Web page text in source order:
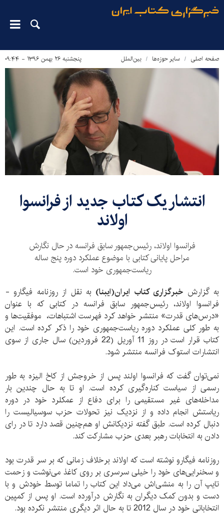
صفحه اصلی سایر حوزه‌ها بین‌الملل پنجشنبه ۲۶ بهمن ۱۳۹۶ - ۰۹:۴۴
​انتشار یک کتاب جدید از فرانسوا
اولاند
فرانسوا اولاند، رئیس‌جمهور سابق فرانسه در حال نگارش
مراحل پایانی کتابی با موضوع عملکرد دوره پنج ساله
ریاست‌جمهوری خود است.
به گزارش خبرگزاری کتاب ایران(ایبنا) به نقل از روزنامه فیگارو -
فرانسوا اولاند، رئیس‌جمهور سابق فرانسه در کتابی که با عنوان
«درس‌های قدرت» منتشر خواهد کرد فهرست اشتباهات، موفقیت‌ها و
به طور کلی عملکرد دوره ریاست‌جمهوری خود را ذکر کرده است. این
کتاب قرار است در روز 11 آوریل (22 فروردین) سال جاری از سوی
انتشارات استوک فرانسه منتشر شود.
نمی‌توان گفت که فرانسوا اولند پس از خروجش از کاخ الیزه به طور
رسمی از سیاست کناره‌گیری کرده است. او تا به حال چندین بار
مداخله‌های غیر مستقیمی را برای دفاع از عمکلرد خود در دوره
ریاستش انجام داده و از نزدیک نیز تحولات حزب سوسیالیست را
دنبال کرده است. طبق گفته نزدیکانش او هم‌چنین قصد دارد تا در رای
دادن به انتخابات رهبر بعدی حزب مشارکت کند.
روزنامه فیگارو نوشته است که اولاند برخلاف زمانی که بر سر قدرت بود
و سخنرایی‌های خود را خیلی سرسری بر روی کاغذ می‌نوشت و زحمت
تایپ آن را به منشی‌اش می‌داد این کتاب را تماما توسط خودش و با
دست و بدون کمک دیگران به نگارش درآورده است. او پس از کمپین
انتخاباتی خود در سال 2012 تا به حال اثر دیگری منتشر نکرده بود.